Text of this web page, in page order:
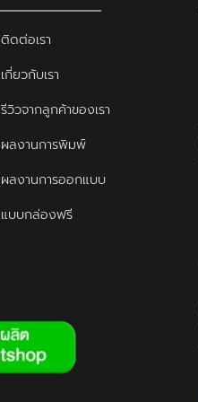
ติดต่อเรา
เกี่ยวกับเรา
รีวิวจากลูกค้าของเรา
ผลงานการพิมพ์
ผลงานการออกแบบ
แบบกล่องฟรี